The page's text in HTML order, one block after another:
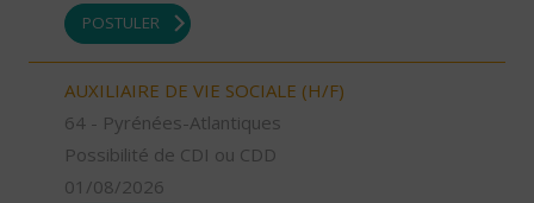
POSTULER
AUXILIAIRE DE VIE SOCIALE (H/F)
64 - Pyrénées-Atlantiques
Possibilité de CDI ou CDD
01/08/2026